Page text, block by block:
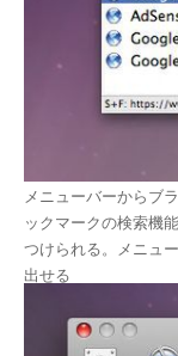
メニューバーからブ
ックマークの検索機
つけられる。メニュ
出せる